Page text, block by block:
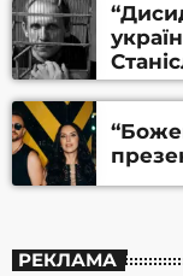
РЕКЛАМА